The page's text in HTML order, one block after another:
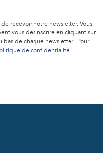
recevoir notre newsletter. Vous
vous désinscrire en cliquant sur
bas de chaque newsletter. Pour
de confidentialité.